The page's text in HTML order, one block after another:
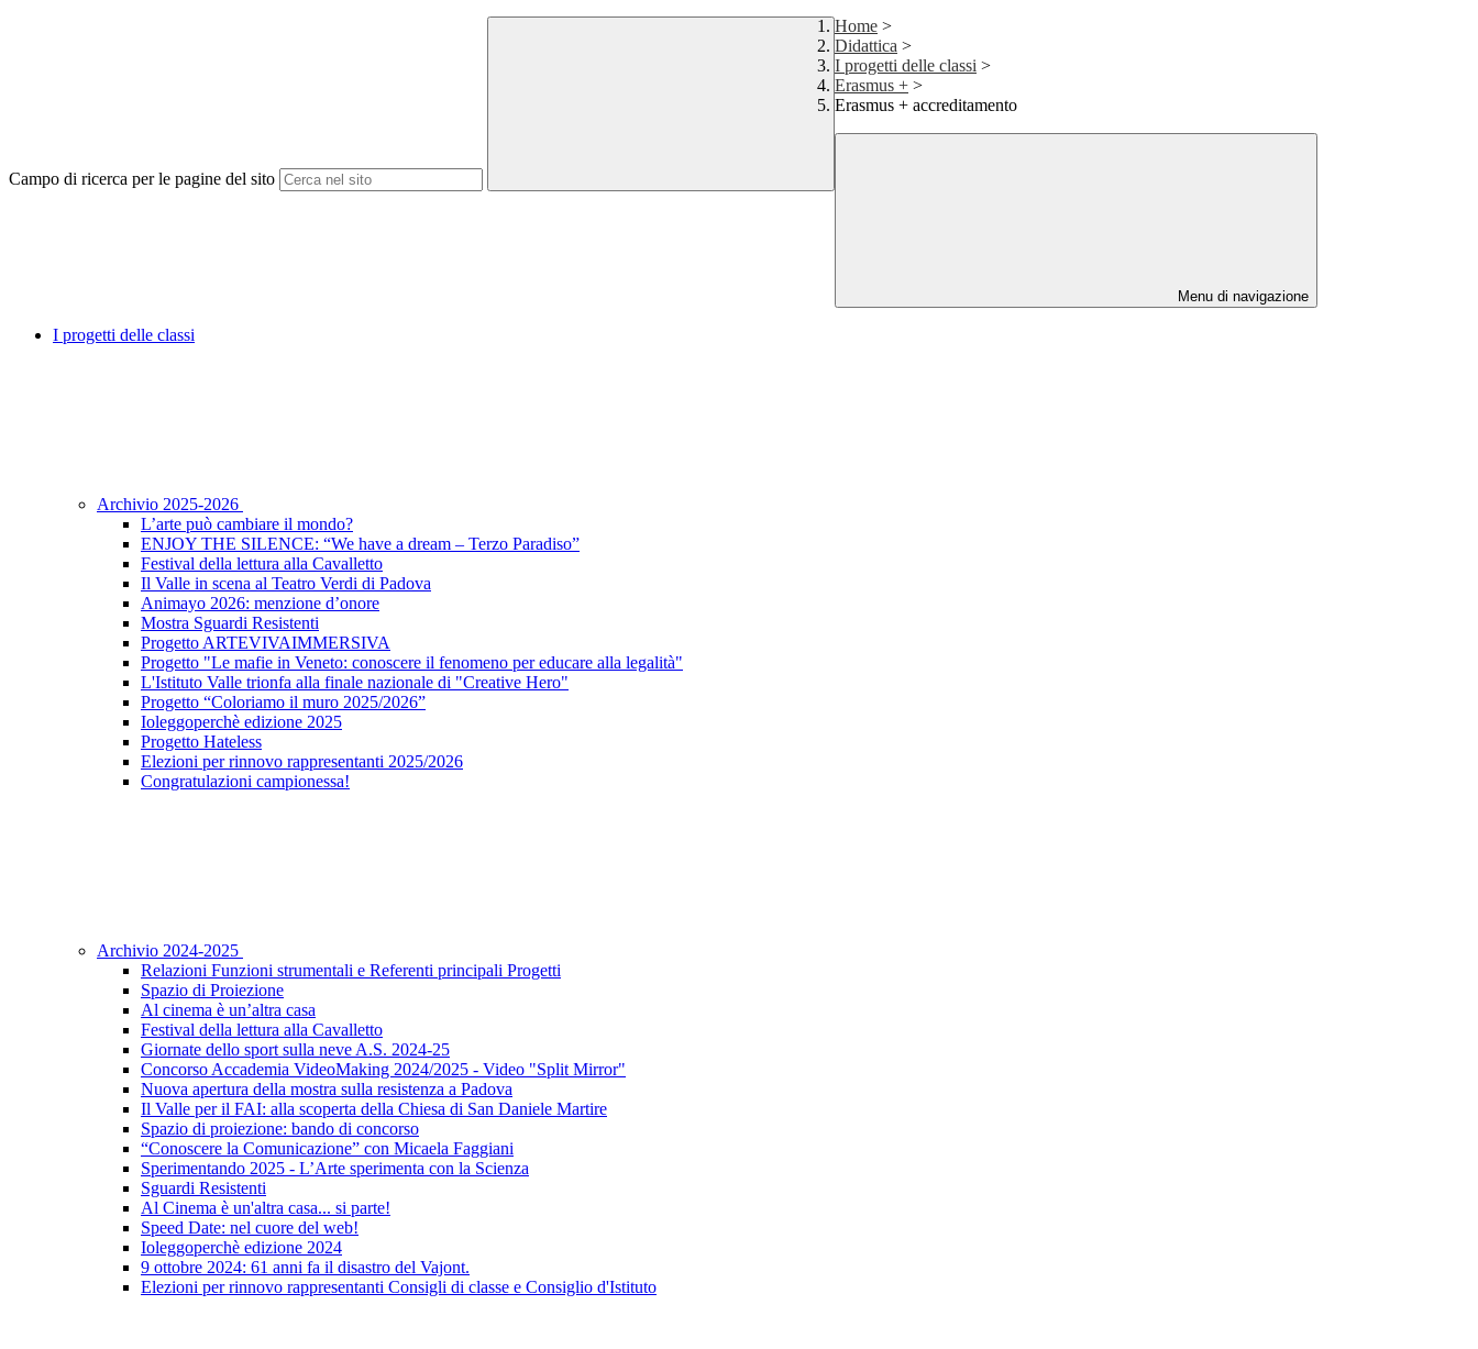
Campo di ricerca per le pagine del sito
Home >
Didattica >
I progetti delle classi >
Erasmus + >
Erasmus + accreditamento
Menu di navigazione
I progetti delle classi
Archivio 2025-2026
L’arte può cambiare il mondo?
ENJOY THE SILENCE: “We have a dream – Terzo Paradiso”
Festival della lettura alla Cavalletto
Il Valle in scena al Teatro Verdi di Padova
Animayo 2026: menzione d’onore
Mostra Sguardi Resistenti
Progetto ARTEVIVAIMMERSIVA
Progetto "Le mafie in Veneto: conoscere il fenomeno per educare alla legalità"
L'Istituto Valle trionfa alla finale nazionale di "Creative Hero"
Progetto “Coloriamo il muro 2025/2026”
Ioleggoperchè edizione 2025
Progetto Hateless
Elezioni per rinnovo rappresentanti 2025/2026
Congratulazioni campionessa!
Archivio 2024-2025
Relazioni Funzioni strumentali e Referenti principali Progetti
Spazio di Proiezione
Al cinema è un’altra casa
Festival della lettura alla Cavalletto
Giornate dello sport sulla neve A.S. 2024-25
Concorso Accademia VideoMaking 2024/2025 - Video "Split Mirror"
Nuova apertura della mostra sulla resistenza a Padova
Il Valle per il FAI: alla scoperta della Chiesa di San Daniele Martire
Spazio di proiezione: bando di concorso
“Conoscere la Comunicazione” con Micaela Faggiani
Sperimentando 2025 - L’Arte sperimenta con la Scienza
Sguardi Resistenti
Al Cinema è un'altra casa... si parte!
Speed Date: nel cuore del web!
Ioleggoperchè edizione 2024
9 ottobre 2024: 61 anni fa il disastro del Vajont.
Elezioni per rinnovo rappresentanti Consigli di classe e Consiglio d'Istituto